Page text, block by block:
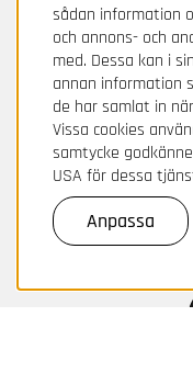
sådan information
och annons- och
med. Dessa kan i
annan information
de har samlat in
Vissa cookies
samtycke
USA för dessa
Anpassa